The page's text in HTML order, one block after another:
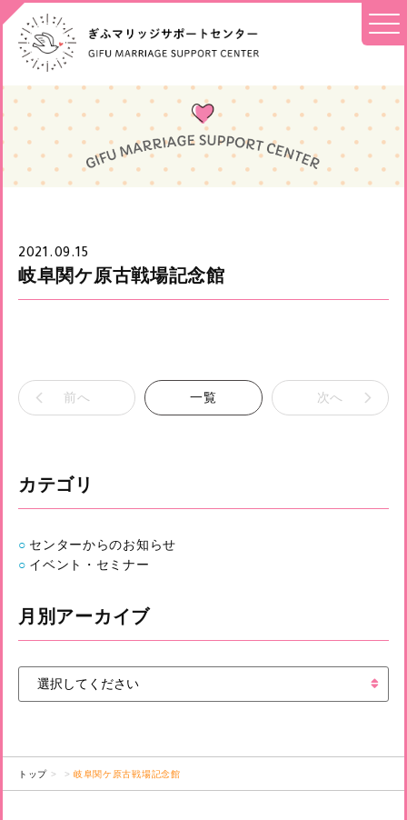
2021.09.15
岐阜関ケ原古戦場記念館
前へ 一覧 次へ
カテゴリ
センターからのお知らせ
イベント・セミナー
月別アーカイブ
トップ 岐阜関ケ原古戦場記念館